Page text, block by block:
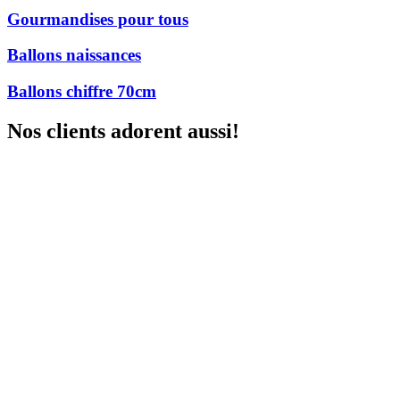
Gourmandises pour tous
Ballons naissances
Ballons chiffre 70cm
Nos clients adorent aussi!